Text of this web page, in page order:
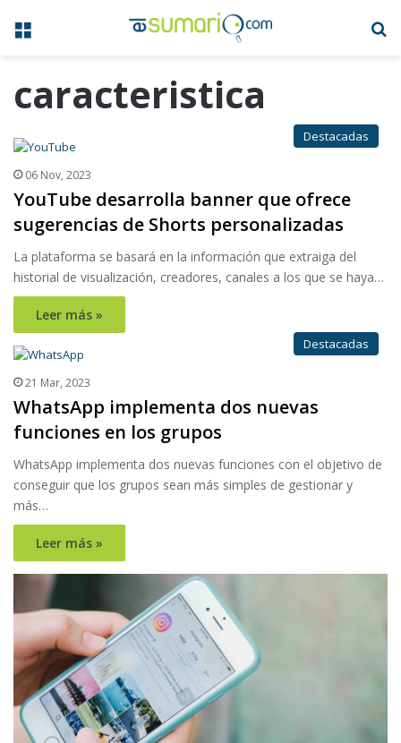
Menú
caracteristica
Destacadas
06 Nov, 2023
YouTube desarrolla banner que ofrece
sugerencias de Shorts personalizadas
La plataforma se basará en la información que extraiga del
historial de visualización, creadores, canales a los que se haya…
Leer más »
Destacadas
21 Mar, 2023
WhatsApp implementa dos nuevas
funciones en los grupos
WhatsApp implementa dos nuevas funciones con el objetivo de
conseguir que los grupos sean más simples de gestionar y
más…
Leer más »